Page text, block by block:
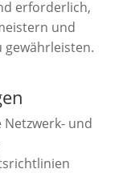
erforderlich,
und
gewährleisten.
und